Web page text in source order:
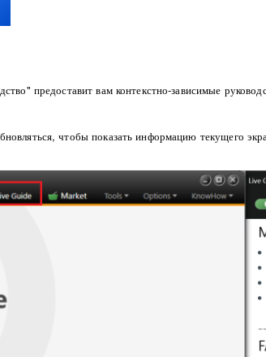
предоставит вам контекстно-зависимые
чтобы показать информацию текущего